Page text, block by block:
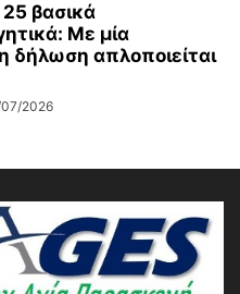
βασικά
Με μία
δήλωση απλοποιείται
2026